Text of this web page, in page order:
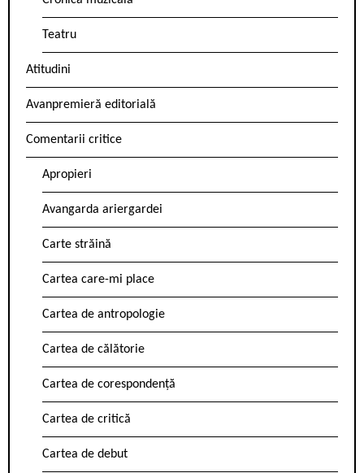
Teatru
Atitudini
Avanpremieră editorială
Comentarii critice
Apropieri
Avangarda ariergardei
Carte străină
Cartea care-mi place
Cartea de antropologie
Cartea de călătorie
Cartea de corespondență
Cartea de critică
Cartea de debut